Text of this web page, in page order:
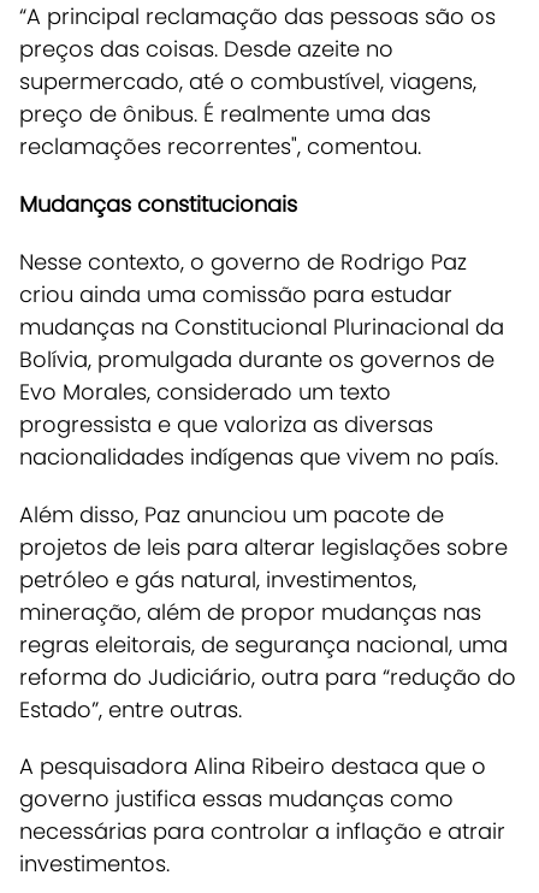
“A principal reclamação das pessoas são os
preços das coisas. Desde azeite no
supermercado, até o combustível, viagens,
preço de ônibus. É realmente uma das
reclamações recorrentes", comentou.
Mudanças constitucionais
Nesse contexto, o governo de Rodrigo Paz
criou ainda uma comissão para estudar
mudanças na Constitucional Plurinacional da
Bolívia, promulgada durante os governos de
Evo Morales, considerado um texto
progressista e que valoriza as diversas
nacionalidades indígenas que vivem no país.
Além disso, Paz anunciou um pacote de
projetos de leis para alterar legislações sobre
petróleo e gás natural, investimentos,
mineração, além de propor mudanças nas
regras eleitorais, de segurança nacional, uma
reforma do Judiciário, outra para “redução do
Estado”, entre outras.
A pesquisadora Alina Ribeiro destaca que o
governo justifica essas mudanças como
necessárias para controlar a inflação e atrair
investimentos.